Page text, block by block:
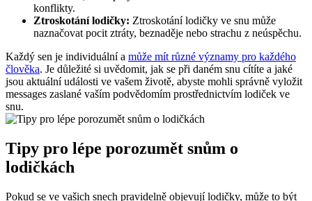
konflikty.
Ztroskotání lodičky: Ztroskotání lodičky ve snu může
naznačovat pocit ztráty, beznaděje nebo strachu z neúspěchu.
Každý sen je individuální a může mít různé významy pro každého
člověka. Je důležité si uvědomit, jak se při daném snu cítíte a jaké
jsou aktuální události ve vašem životě, abyste mohli správně vyložit
messages zaslané vaším podvědomím prostřednictvím lodiček ve
snu.
Tipy pro lépe porozumět snům o
lodičkách
Pokud se ve vašich snech pravidelně objevují lodičky, může to být